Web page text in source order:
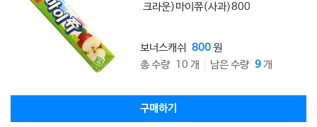
크라운)마이쮸(사과)800
보너스캐쉬 800원
총 수량 10 개
남은 수량 9개
구매하기